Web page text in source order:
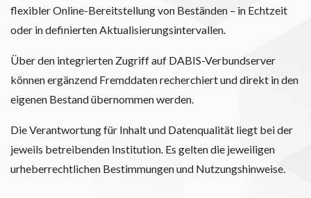
flexibler Online-Bereitstellung von Beständen – in Echtzeit
oder in definierten Aktualisierungsintervallen.
Über den integrierten Zugriff auf DABIS-Verbundserver
können ergänzend Fremddaten recherchiert und direkt in den
eigenen Bestand übernommen werden.
Die Verantwortung für Inhalt und Datenqualität liegt bei der
jeweils betreibenden Institution. Es gelten die jeweiligen
urheberrechtlichen Bestimmungen und Nutzungshinweise.